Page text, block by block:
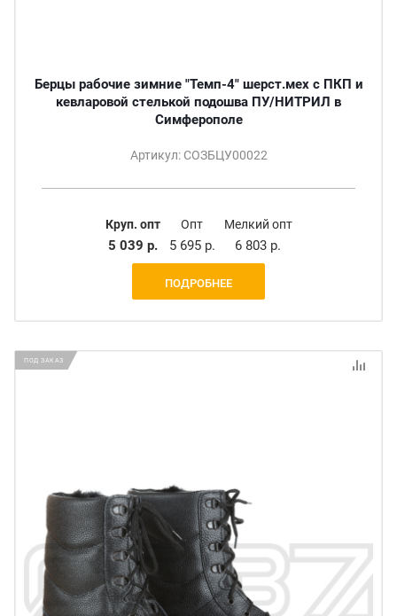
Берцы рабочие зимние "Темп-4" шерст.мех с ПКП и
кевларовой стелькой подошва ПУ/НИТРИЛ в
Симферополе
Артикул: СОЗБЦУ00022
Круп. опт
5 039 р.
Опт
5 695 р.
Мелкий опт
6 803 р.
ПОДРОБНЕЕ
ПОД ЗАКАЗ